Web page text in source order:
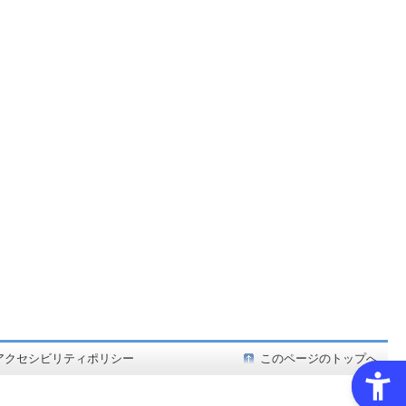
クセシビリティポリシー このページのトップへ